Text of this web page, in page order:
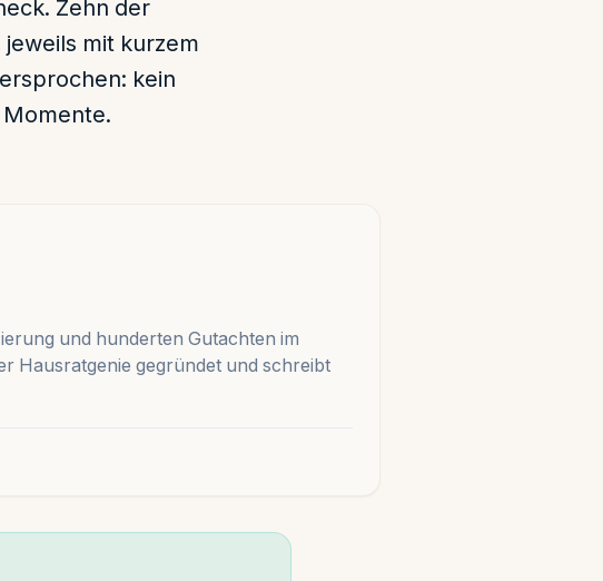
Zehn der
jeweils mit kurzem
kein
und hunderten Gutachten im
Hausratgenie gegründet und schreibt